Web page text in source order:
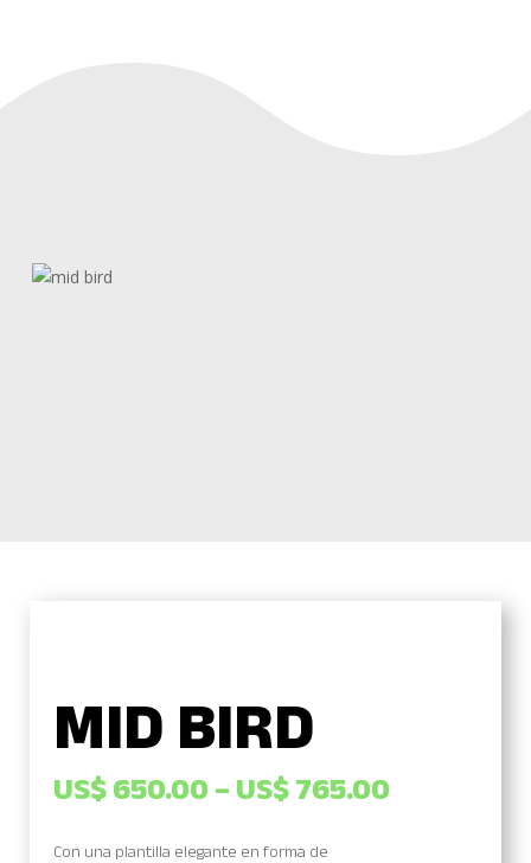
MID BIRD
US$650.00 – US$765.00
Con una plantilla elegante en forma de